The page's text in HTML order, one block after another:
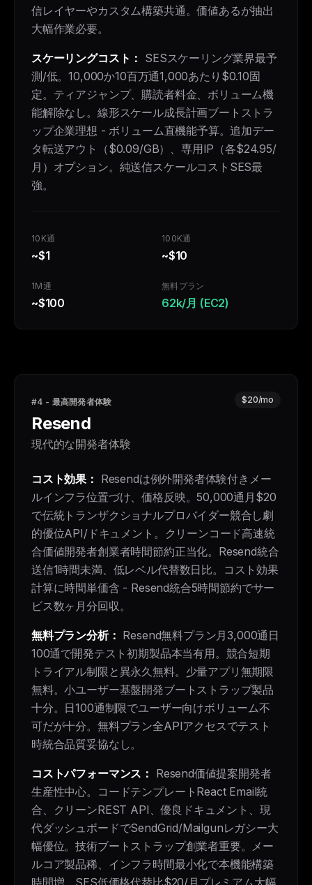
信レイヤーやカスタム構築共通。価値あるが抽出
大幅作業必要。
スケーリングコスト： SESスケーリング業界最予
測/低。10,000か10百万通1,000あたり$0.10固
定。ティアジャンプ、購読者料金、ボリューム機
能解除なし。線形スケール成長計画ブートストラ
ップ企業理想 - ボリューム直機能予算。追加デー
タ転送アウト（$0.09/GB）、専用IP（各$24.95/
月）オプション。純送信スケールコストSES最
強。
10K通
~$1
100K通
~$10
1M通
~$100
無料プラン
62k/月 (EC2)
#4 - 最高開発者体験
Resend
現代的な開発者体験
$20/mo
コスト効果： Resendは例外開発者体験付きメー
ルインフラ位置づけ、価格反映。50,000通月$20
で伝統トランザクショナルプロバイダー競合し劇
的優位API/ドキュメント。クリーンコード高速統
合価値開発者創業者時間節約正当化。Resend統合
送信1時間未満、低レベル代替数日比。コスト効果
計算に時間単価含 - Resend統合5時間節約でサー
ビス数ヶ月分回収。
無料プラン分析： Resend無料プラン月3,000通日
100通で開発テスト初期製品本当有用。競合短期
トライアル制限と異永久無料。少量アプリ無期限
無料。小ユーザー基盤開発ブートストラップ製品
十分。日100通制限でユーザー向けボリューム不
可だが十分。無料プラン全APIアクセスでテスト
時統合品質妥協なし。
コストパフォーマンス： Resend価値提案開発者
生産性中心。コードテンプレートReact Email統
合、クリーンREST API、優良ドキュメント、現
代ダッシュボードでSendGrid/Mailgunレガシー大
幅優位。技術ブートストラップ創業者重要。メー
ルコア製品稀、インフラ時間最小化で本機能構築
時間増。SES低価格代替比$20/月プレミアム大幅